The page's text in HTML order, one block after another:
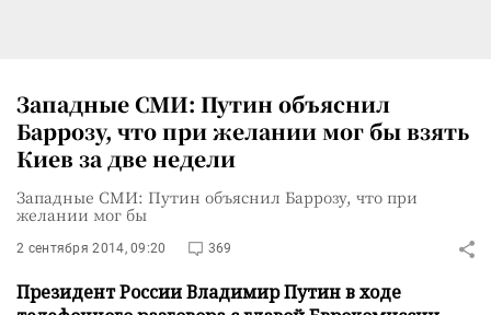
Западные СМИ: Путин объяснил
Баррозу, что при желании мог бы взять
Киев за две недели
Западные СМИ: Путин объяснил Баррозу, что при
желании мог бы
2 сентября 2014, 09:20 369
Президент России Владимир Путин в ходе